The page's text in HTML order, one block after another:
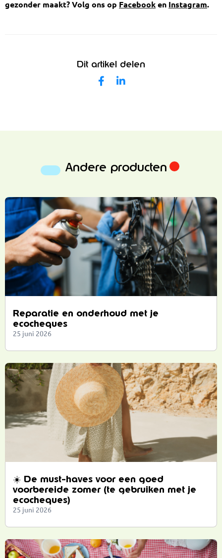
gezonder maakt? Volg ons op Facebook en Instagram.
Dit artikel delen
Andere producten
Reparatie en onderhoud met je
ecocheques
25 juni 2026
☀️ De must-haves voor een goed
voorbereide zomer (te gebruiken met je
ecocheques)
25 juni 2026